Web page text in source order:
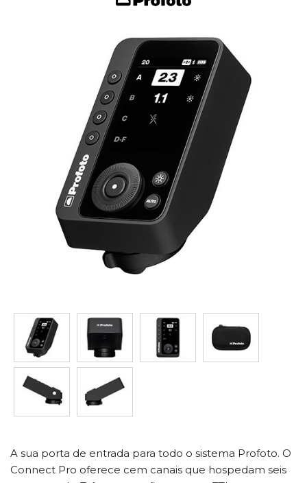
A sua porta de entrada para todo o sistema Profoto. O
Connect Pro oferece cem canais que hospedam seis